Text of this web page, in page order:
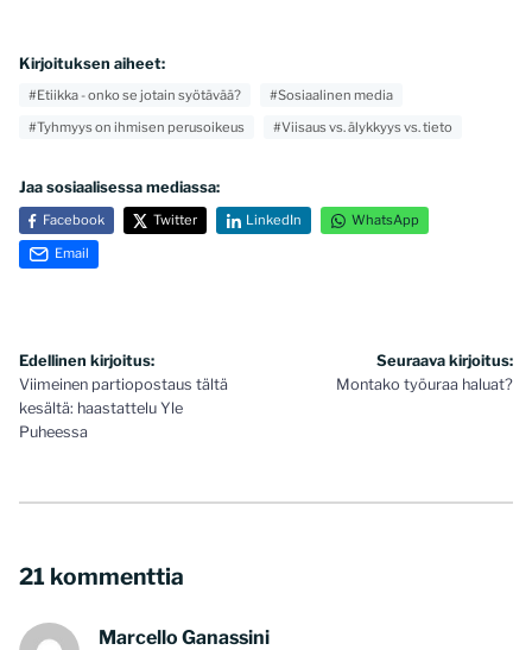
Kirjoituksen aiheet:
#Etiikka - onko se jotain syötävää?
#Sosiaalinen media
#Tyhmyys on ihmisen perusoikeus
#Viisaus vs. älykkyys vs. tieto
Jaa sosiaalisessa mediassa:
Facebook Twitter LinkedIn WhatsApp
Email
Artikkelien
selaus
Edellinen kirjoitus:
Viimeinen partiopostaus tältä
kesältä: haastattelu Yle
Puheessa
Seuraava kirjoitus:
Montako työuraa haluat?
21 kommenttia
Marcello Ganassini